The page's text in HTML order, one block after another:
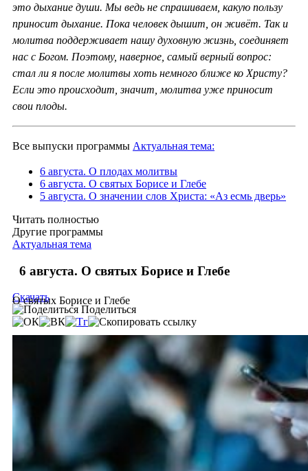
это дыхание души. Мы ведь не спрашиваем, какую пользу
приносит дыхание. Пока человек дышит, он живёт. Так и
молитва поддерживает нашу духовную жизнь, соединяет
нас с Богом. Поэтому, наверное, самый верный вопрос:
стал ли я после молитвы хоть немного ближе ко Христу?
Если это происходит, значит, молитва уже приносит
свои плоды.
Все выпуски программы Актуальная тема:
6 августа. О плодах молитвы
6 августа. О святых Борисе и Глебе
5 августа. О значении слов Христа: «Аз есмь дверь»
Читать полностью
Другие программы
Актуальная тема
6 августа. О святых Борисе и Глебе
О святых Борисе и Глебе
Скачать
Поделиться